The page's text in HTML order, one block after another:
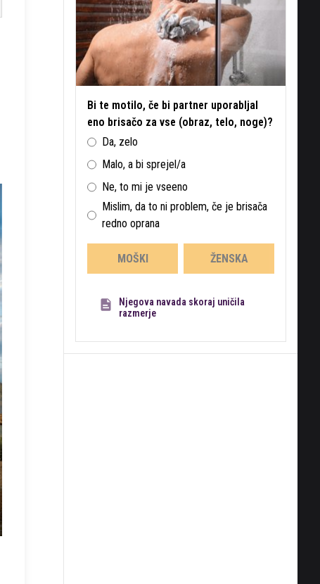
Bi te motilo, če bi partner uporabljal
eno brisačo za vse (obraz, telo, noge)?
Da, zelo
Malo, a bi sprejel/a
Ne, to mi je vseeno
Mislim, da to ni problem, če je brisača
redno oprana
MOŠKI ŽENSKA
Njegova navada skoraj uničila
razmerje